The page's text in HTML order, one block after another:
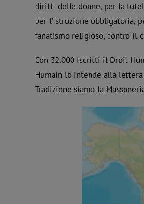
diritti delle donne, per la
per l’istruzione obbligatoria,
fanatismo religioso, contro il
Con 32.000 iscritti il Droit
Humain lo intende alla
Tradizione siamo la